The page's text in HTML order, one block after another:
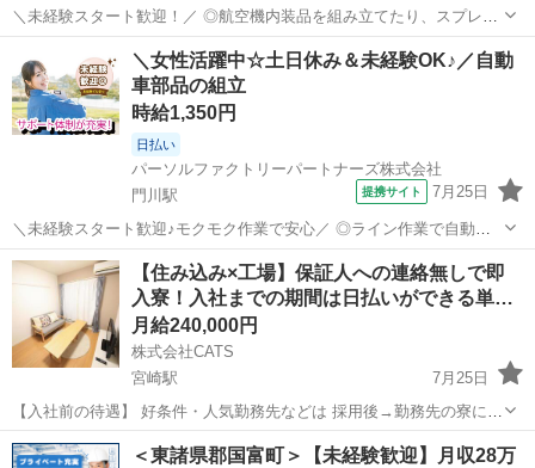
＼未経験スタート歓迎！／ ◎航空機内装品を組み立てたり、スプレー
塗装を行うお仕事です。 ◎片手で持てる軽量部品を扱うので、身体へ
の負担は少なめ♪ ◎約3ヶ月間の教育期間あり！派遣先社員が丁寧にし
っかり指導します。 ◎土日祝休...
宮崎市 田野駅 工場
＼女性活躍中☆土日休み＆未経験OK♪／自動
車部品の組立
時給1,350円
日払い
パーソルファクトリーパートナーズ株式会社
門川駅
提携サイト 7月25日
＼未経験スタート歓迎♪モクモク作業で安心／ ◎ライン作業で自動車
部品の組立や検査などを担当します。 ◎重量物の取り扱いもなく、身
体への負担も少なめ♪ ◎未経験の方でも安心！丁寧な作業指導・OJT
が充実しています。 ◎空調完備...
宮崎 門川駅 工場
【住み込み×工場】保証人への連絡無しで即
入寮！入社までの期間は日払いができる単…
月給240,000円
株式会社CATS
宮崎駅
7月25日
【入社前の待遇】 好条件・人気勤務先などは 採用後→勤務先の寮に入
るまでの間に、 【最短4日～10日】ほど日数がかかる場合がございま
す。 そのため、下記のような2つ工夫を行っております！ ①自社待機
宮崎 宮崎市 宮崎駅 工場 ライン
＜東諸県郡国富町＞【未経験歓迎】月収28万